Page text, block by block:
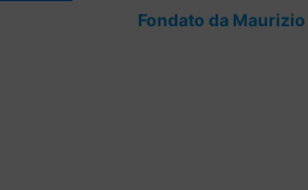
Fondato da